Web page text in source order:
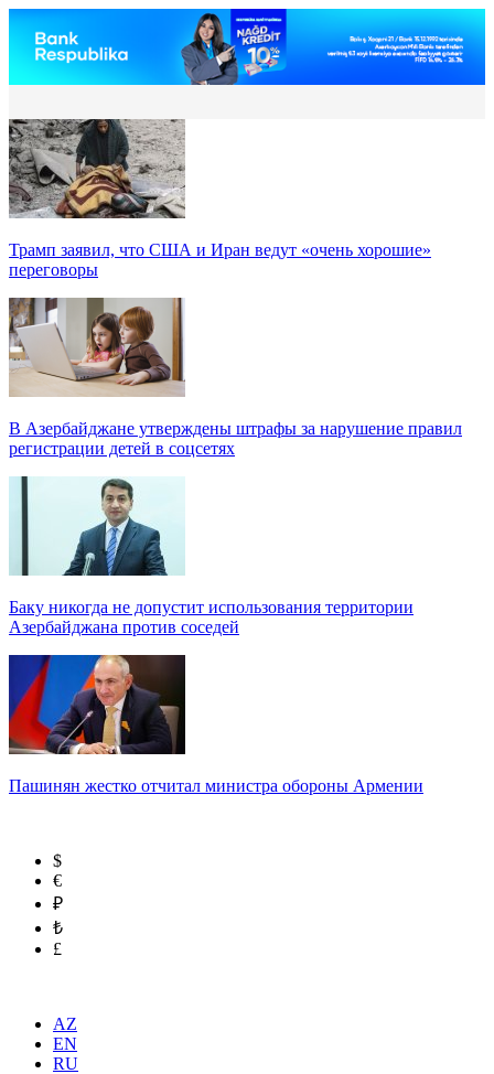
Трамп заявил, что США и Иран ведут «очень хорошие»
переговоры
В Азербайджане утверждены штрафы за нарушение правил
регистрации детей в соцсетях
Баку никогда не допустит использования территории
Азербайджана против соседей
Пашинян жестко отчитал министра обороны Армении
$
€
₽
₺
£
AZ
EN
RU